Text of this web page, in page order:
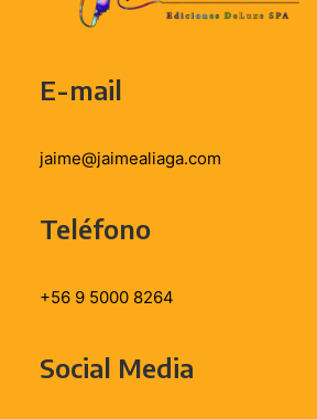
E-mail
jaime@jaimealiaga.com
Teléfono
+56 9 5000 8264
Social Media